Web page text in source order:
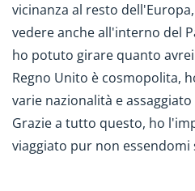
vicinanza al resto
vedere anche all'interno del
ho potuto girare quanto
Regno Unito è cosmopolita,
varie nazionalità e
Grazie a tutto questo, ho
viaggiato pur non essendomi